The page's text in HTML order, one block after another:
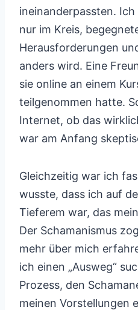
ineinanderpassten.
nur im Kreis,
Herausforderungen
anders wird. Eine
sie online an einem
teilgenommen hatte.
Internet, ob das
war am Anfang
Gleichzeitig war ich
wusste, dass ich auf
Tieferem war, das
Der Schamanismus
mehr über mich
ich einen „Ausweg“
Prozess, den
meinen Vorstellungen